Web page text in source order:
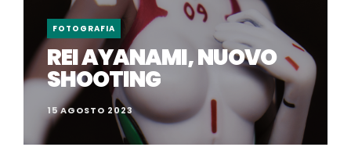
FOTOGRAFIA
REI AYANAMI, NUOVO
SHOOTING
15 AGOSTO 2023